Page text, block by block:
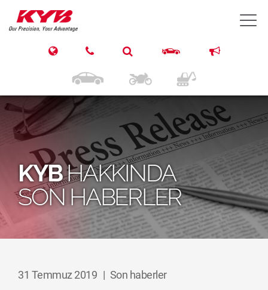
KYBHAKKINDA
SON HABERLER
31 Temmuz 2019 | Son haberler